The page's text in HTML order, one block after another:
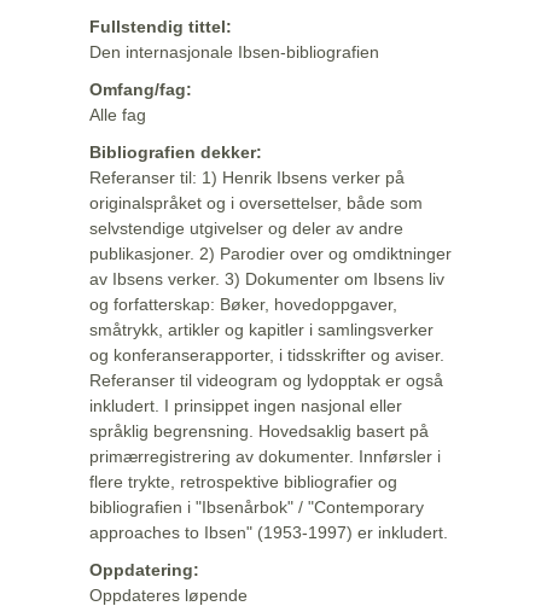
Fullstendig tittel:
Den internasjonale Ibsen-bibliografien
Omfang/fag:
Alle fag
Bibliografien dekker:
Referanser til: 1) Henrik Ibsens verker på
originalspråket og i oversettelser, både som
selvstendige utgivelser og deler av andre
publikasjoner. 2) Parodier over og omdiktninger
av Ibsens verker. 3) Dokumenter om Ibsens liv
og forfatterskap: Bøker, hovedoppgaver,
småtrykk, artikler og kapitler i samlingsverker
og konferanserapporter, i tidsskrifter og aviser.
Referanser til videogram og lydopptak er også
inkludert. I prinsippet ingen nasjonal eller
språklig begrensning. Hovedsaklig basert på
primærregistrering av dokumenter. Innførsler i
flere trykte, retrospektive bibliografier og
bibliografien i "Ibsenårbok" / "Contemporary
approaches to Ibsen" (1953-1997) er inkludert.
Oppdatering:
Oppdateres løpende